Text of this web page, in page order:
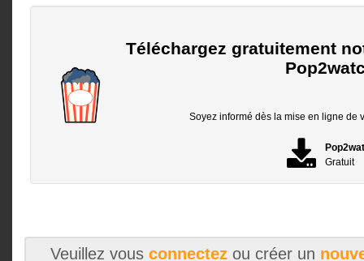
Téléchargez gratuitement
Soyez informé dès la mise en ligne de
Gratuit
Veuillez vous connectezou créer un